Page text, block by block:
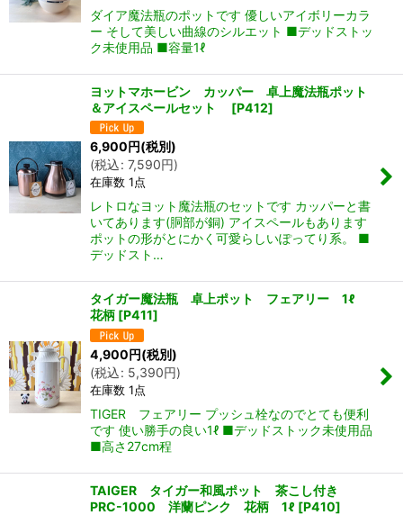
ダイア魔法瓶のポットです 優しいアイボリーカラ
ー そして美しい曲線のシルエット ■デッドストッ
ク未使用品 ■容量1ℓ
ヨットマホービン カッパー 卓上魔法瓶ポット
＆アイスペールセット
[P412]
6,900円(税別)
(税込: 7,590円)
在庫数 1点
レトロなヨット魔法瓶のセットです カッパーと書
いてあります(胴部が銅) アイスペールもあります
ポットの形がとにかく可愛らしいぽってり系。 ■
デッドスト…
タイガー魔法瓶 卓上ポット フェアリー 1ℓ
花柄 [P411]
4,900円(税別)
(税込: 5,390円)
在庫数 1点
TIGER フェアリー プッシュ栓なのでとても便利
です 使い勝手の良い1ℓ ■デッドストック未使用品
■高さ27cm程
TAIGER タイガー和風ポット 茶こし付き
PRC-1000 洋蘭ピンク 花柄 1ℓ [P410]